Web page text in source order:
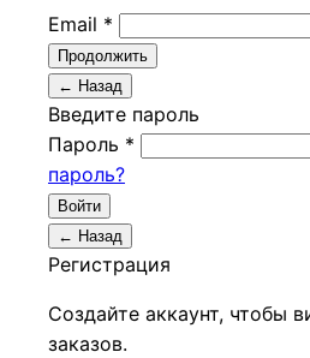
Email *
Продолжить
← Назад
Введите пароль
Пароль *
пароль?
Войти
← Назад
Регистрация
Создайте аккаунт, чтобы
заказов.